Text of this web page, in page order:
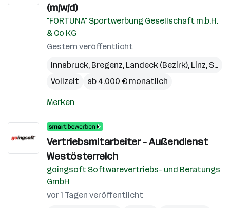
(m/w/d)
"FORTUNA" Sportwerbung Gesellschaft m.b.H.
& Co KG
Gestern veröffentlicht
Innsbruck, Bregenz, Landeck (Bezirk), Linz, St. Pölten
Vollzeit
ab 4.000 € monatlich
Merken
Vertriebsmitarbeiter - Außendienst
Westösterreich
goingsoft Softwarevertriebs- und Beratungs
GmbH
vor 1 Tagen veröffentlicht